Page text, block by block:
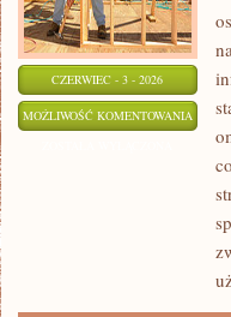
CZERWIEC - 3 - 2026
MOŻLIWOŚĆ KOMENTOWANIA